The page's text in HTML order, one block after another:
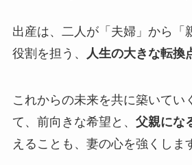
出産は、二人が「夫婦」から「
役割を担う、
人生の大きな転換
これからの未来を共に築いてい
て、前向きな希望と、 父親にな
えることも、妻の心を強くしま